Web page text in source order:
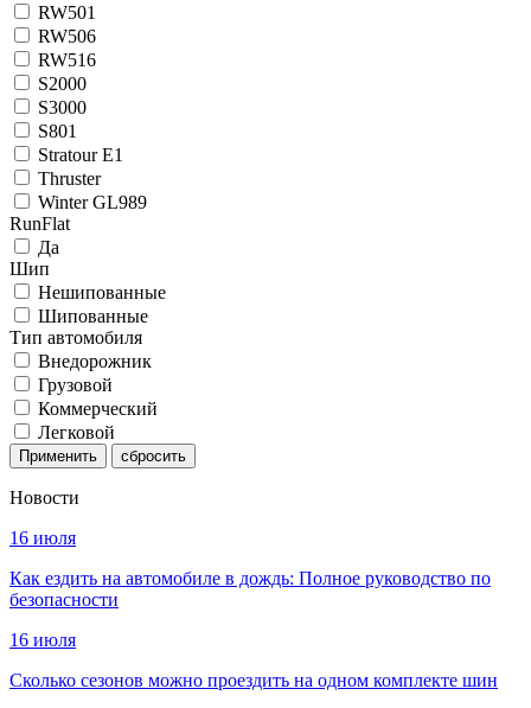
RW501
RW506
RW516
S2000
S3000
S801
Stratour E1
Thruster
Winter GL989
RunFlat
Да
Шип
Нешипованные
Шипованные
Тип автомобиля
Внедорожник
Грузовой
Коммерческий
Легковой
Применить
Новости
16 июля
Как ездить на автомобиле в дождь: Полное руководство по
безопасности
16 июля
Сколько сезонов можно проездить на одном комплекте шин